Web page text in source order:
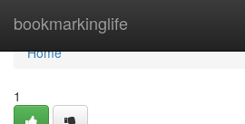
bookmarkinglife
Home
Home
1